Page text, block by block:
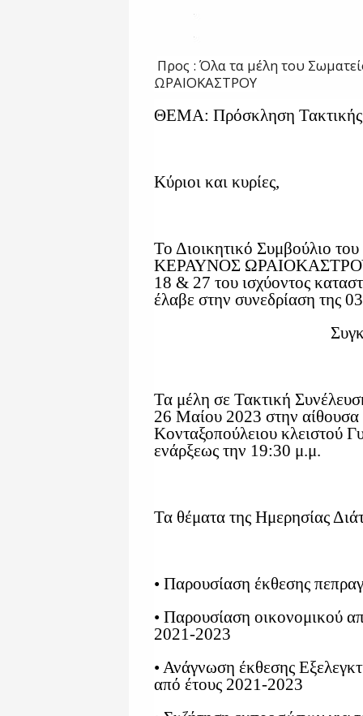
Προς : Όλα τα μέλη του
ΩΡΑΙΟΚΑΣΤΡΟΥ
ΘΕΜΑ: Πρόσκληση Τακτικής
Κύριοι και κυρίες,
Το Διοικητικό Συμβούλιο
ΚΕΡΑΥΝΟΣ ΩΡΑΙΟΚΑΣΤΡΟΥ,
18 & 27 του ισχύοντος
έλαβε στην συνεδρίαση της
Τα μέλη σε Τακτική
26 Μαίου 2023 στην
Κονταξοπούλειου κλειστού
ενάρξεως την 19:30 μ.μ.
Τα θέματα της Ημερησίας
• Παρουσίαση έκθεσης
• Παρουσίαση οικονομικού
2021-2023
• Ανάγνωση έκθεσης
από έτους 2021-2023